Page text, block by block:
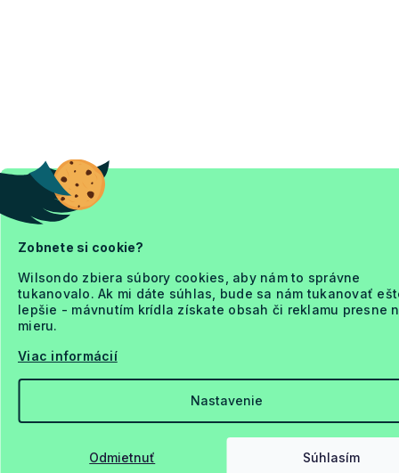
Zobnete si cookie?
Wilsondo zbiera súbory cookies, aby nám to správne
tukanovalo. Ak mi dáte súhlas, bude sa nám tukanovať
lepšie - mávnutím krídla získate obsah či reklamu presne
mieru.
Viac informácií
Nastavenie
Odmietnuť Súhlasím